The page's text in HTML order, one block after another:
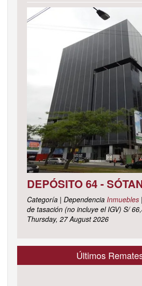
Categoría | Dependencia Inmuebles |
de tasación (no incluye el IGV) S/
Thursday, 27 August 2026
Últimos